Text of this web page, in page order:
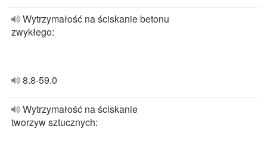
Wytrzymałość na ściskanie betonu
zwykłego:
8.8-59.0
Wytrzymałość na ściskanie
tworzyw sztucznych: